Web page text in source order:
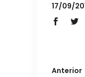
17/09/
Anterior